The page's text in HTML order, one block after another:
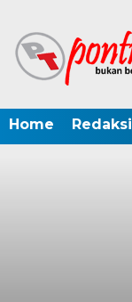
Home Redaksi